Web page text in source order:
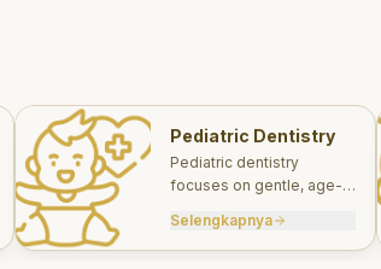
Pediatric Dentistry
Pediatric dentistry
focuses on gentle, age-
for infants, children, and
teens.
Selengkapnya